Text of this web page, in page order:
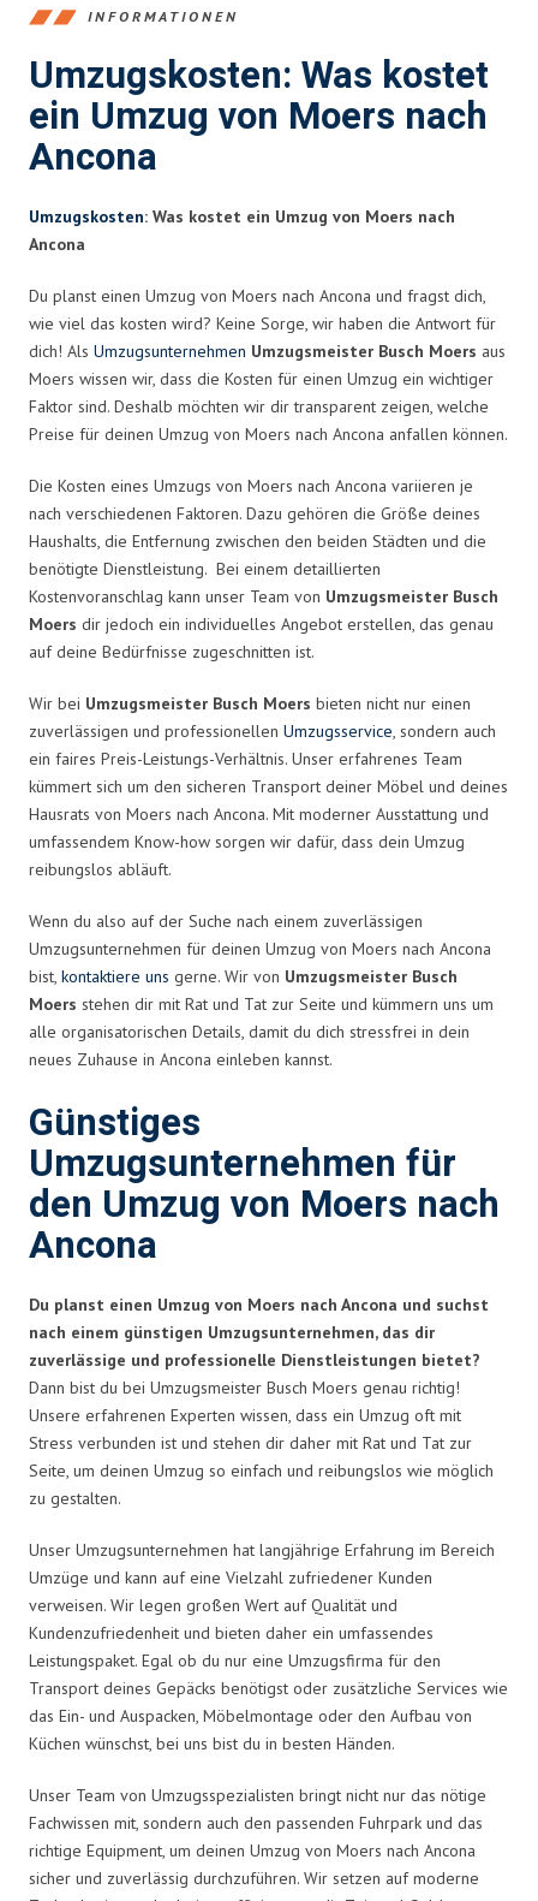
INFORMATIONEN
Umzugskosten: Was kostet
ein Umzug von Moers nach
Ancona
Umzugskosten: Was kostet ein Umzug von Moers nach
Ancona
Du planst einen Umzug von Moers nach Ancona und fragst dich,
wie viel das kosten wird? Keine Sorge, wir haben die Antwort für
dich! Als Umzugsunternehmen Umzugsmeister Busch Moers aus
Moers wissen wir, dass die Kosten für einen Umzug ein wichtiger
Faktor sind. Deshalb möchten wir dir transparent zeigen, welche
Preise für deinen Umzug von Moers nach Ancona anfallen können.
Die Kosten eines Umzugs von Moers nach Ancona variieren je
nach verschiedenen Faktoren. Dazu gehören die Größe deines
Haushalts, die Entfernung zwischen den beiden Städten und die
benötigte Dienstleistung. Bei einem detaillierten
Kostenvoranschlag kann unser Team von Umzugsmeister Busch
Moers dir jedoch ein individuelles Angebot erstellen, das genau
auf deine Bedürfnisse zugeschnitten ist.
Wir bei Umzugsmeister Busch Moers bieten nicht nur einen
zuverlässigen und professionellen Umzugsservice, sondern auch
ein faires Preis-Leistungs-Verhältnis. Unser erfahrenes Team
kümmert sich um den sicheren Transport deiner Möbel und deines
Hausrats von Moers nach Ancona. Mit moderner Ausstattung und
umfassendem Know-how sorgen wir dafür, dass dein Umzug
reibungslos abläuft.
Wenn du also auf der Suche nach einem zuverlässigen
Umzugsunternehmen für deinen Umzug von Moers nach Ancona
bist, kontaktiere uns gerne. Wir von Umzugsmeister Busch
Moers stehen dir mit Rat und Tat zur Seite und kümmern uns um
alle organisatorischen Details, damit du dich stressfrei in dein
neues Zuhause in Ancona einleben kannst.
Günstiges
Umzugsunternehmen für
den Umzug von Moers nach
Ancona
Du planst einen Umzug von Moers nach Ancona und suchst
nach einem günstigen Umzugsunternehmen, das dir
zuverlässige und professionelle Dienstleistungen bietet?
Dann bist du bei Umzugsmeister Busch Moers genau richtig!
Unsere erfahrenen Experten wissen, dass ein Umzug oft mit
Stress verbunden ist und stehen dir daher mit Rat und Tat zur
Seite, um deinen Umzug so einfach und reibungslos wie möglich
zu gestalten.
Unser Umzugsunternehmen hat langjährige Erfahrung im Bereich
Umzüge und kann auf eine Vielzahl zufriedener Kunden
verweisen. Wir legen großen Wert auf Qualität und
Kundenzufriedenheit und bieten daher ein umfassendes
Leistungspaket. Egal ob du nur eine Umzugsfirma für den
Transport deines Gepäcks benötigst oder zusätzliche Services wie
das Ein- und Auspacken, Möbelmontage oder den Aufbau von
Küchen wünschst, bei uns bist du in besten Händen.
Unser Team von Umzugsspezialisten bringt nicht nur das nötige
Fachwissen mit, sondern auch den passenden Fuhrpark und das
richtige Equipment, um deinen Umzug von Moers nach Ancona
sicher und zuverlässig durchzuführen. Wir setzen auf moderne